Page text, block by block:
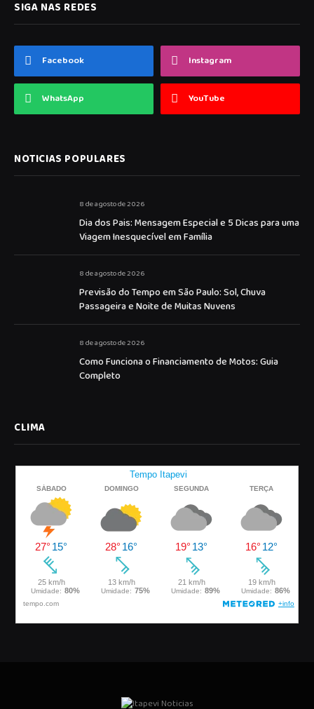
SIGA NAS REDES
Facebook Instagram
WhatsApp YouTube
NOTICIAS POPULARES
8 de agosto de 2026
Dia dos Pais: Mensagem Especial e 5 Dicas para uma
Viagem Inesquecível em Família
8 de agosto de 2026
Previsão do Tempo em São Paulo: Sol, Chuva
Passageira e Noite de Muitas Nuvens
8 de agosto de 2026
Como Funciona o Financiamento de Motos: Guia
Completo
CLIMA